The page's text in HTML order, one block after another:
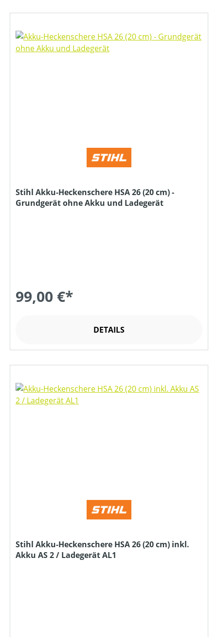
Stihl Akku-Heckenschere HSA 26 (20 cm) -
Grundgerät ohne Akku und Ladegerät
99,00 €*
DETAILS
Stihl Akku-Heckenschere HSA 26 (20 cm) inkl.
Akku AS 2 / Ladegerät AL1